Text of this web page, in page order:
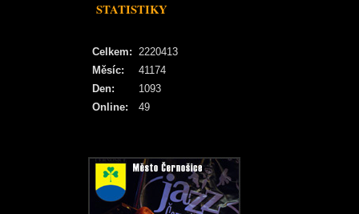
STATISTIKY
Online: 49
Celkem: 2220413
Měsíc:
41174
Den:
1093